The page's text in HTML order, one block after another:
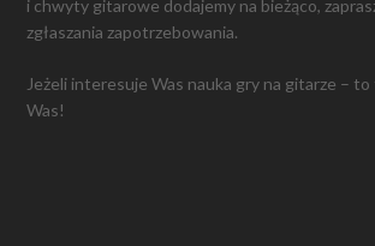
i chwyty gitarowe dodajemy na bieżąco,
zgłaszania zapotrzebowania.
Jeżeli interesuje Was nauka gry na gitarze –
Was!